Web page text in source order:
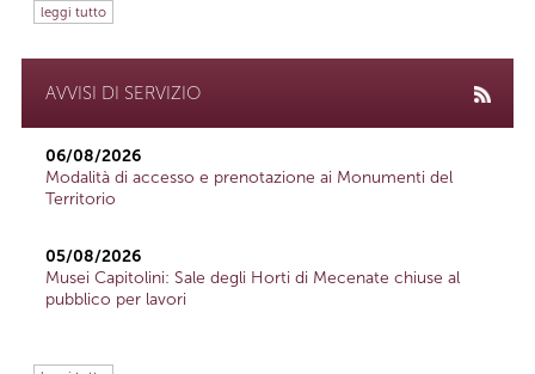
leggi tutto
AVVISI DI SERVIZIO
06/08/2026
Modalità di accesso e prenotazione ai Monumenti del
Territorio
05/08/2026
Musei Capitolini: Sale degli Horti di Mecenate chiuse al
pubblico per lavori